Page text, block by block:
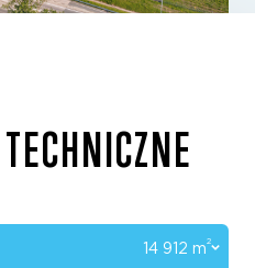
14 912 m
2